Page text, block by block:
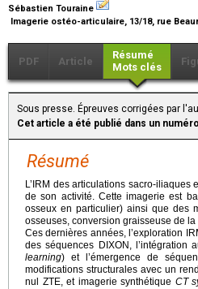
Sébastien Touraine
Imagerie ostéo-articulaire, 13/18, rue
PDF Article
Résumé
Mots clés
Sous presse. Épreuves corrigées par
Cet article a été publié dans un
Résumé
L’IRM des articulations sacro-iliaques
de son activité. Cette imagerie est
osseux en particulier) ainsi que des
osseuses, conversion graisseuse de
Ces dernières années, l’exploration
des séquences DIXON, l’intégration
learning) et l’émergence de
modifications structurales avec un
nul ZTE, et imagerie synthétique CT